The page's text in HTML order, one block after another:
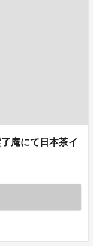
庵にて日本茶イ